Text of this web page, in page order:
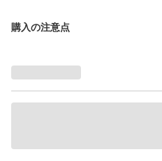
購入の注意点